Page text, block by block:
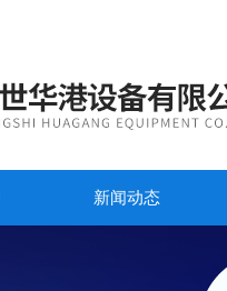
新闻动态